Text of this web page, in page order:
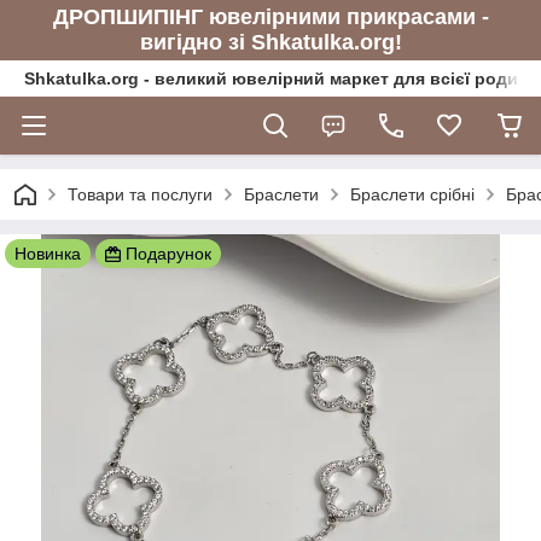
ДРОПШИПІНГ ювелірними прикрасами -
вигідно зі Shkatulka.org!
Shkatulka.org - великий ювелірний маркет для всієї
Товари та послуги Браслети Браслети срібні
Новинка Подарунок